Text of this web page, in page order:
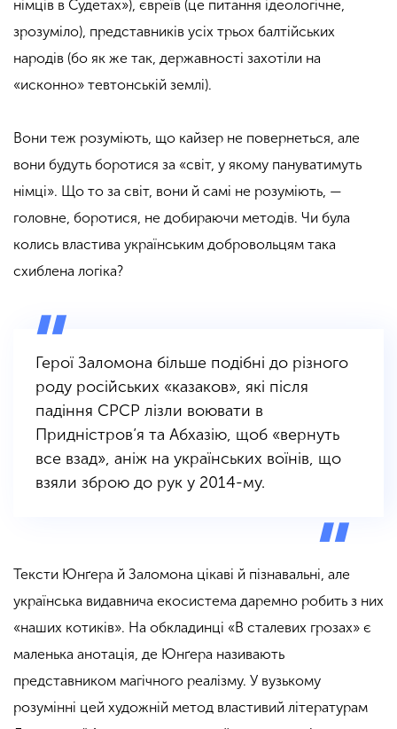
німців в Судетах»), євреїв (це питання ідеологічне,
зрозуміло), представників усіх трьох балтійських
народів (бо як же так, державності захотіли на
«исконно» тевтонській землі).
Вони теж розуміють, що кайзер не повернеться, але
вони будуть боротися за «світ, у якому пануватимуть
німці». Що то за світ, вони й самі не розуміють, —
головне, боротися, не добираючи методів. Чи була
колись властива українським добровольцям така
схиблена логіка?
Герої Заломона більше подібні до різного
роду російських «казаков», які після
падіння СРСР лізли воювати в
Придністров’я та Абхазію, щоб «вернуть
все взад», аніж на українських воїнів, що
взяли зброю до рук у 2014-му.
Тексти Юнґера й Заломона цікаві й пізнавальні, але
українська видавнича екосистема даремно робить з них
«наших котиків». На обкладинці «В сталевих грозах» є
маленька анотація, де Юнґера називають
представником магічного реалізму. У вузькому
розумінні цей художній метод властивий літературам